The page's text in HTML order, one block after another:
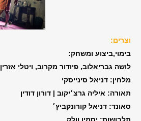
וצרים:
בימוי,ביצוע ומשחק:
לושה גבריאלוב, פיודור מקרוב, ויטלי אזרין
מלחין: דניאל סינייסקי
תאורה: איליה גרצ׳יקוב | דורון דודין
סאונד: דניאל קורונקביץ׳